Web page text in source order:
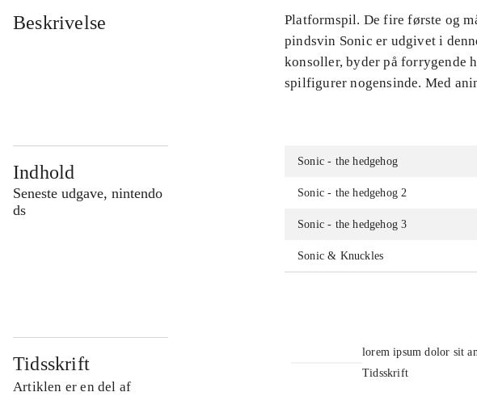
Beskrivelse
Platformspil. De fire første og
pindsvin Sonic er udgivet i
konsoller, byder på forrygende
spilfigurer nogensinde. Med
Indhold
Seneste udgave, nintendo
ds
Sonic - the hedgehog
Sonic - the hedgehog 2
Sonic - the hedgehog 3
Sonic & Knuckles
Tidsskrift
Artiklen er en del af
lorem ipsum dolor sit
Tidsskrift